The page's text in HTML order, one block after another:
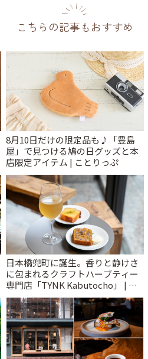
こちらの記事もおすすめ
8月10日だけの限定品も♪「豊島
屋」で見つける鳩の日グッズと本
店限定アイテム | ことりっぷ
日本橋兜町に誕生。香りと静けさ
に包まれるクラフトハーブティー
専門店「TYNK Kabutocho」 | こ
とりっぷ